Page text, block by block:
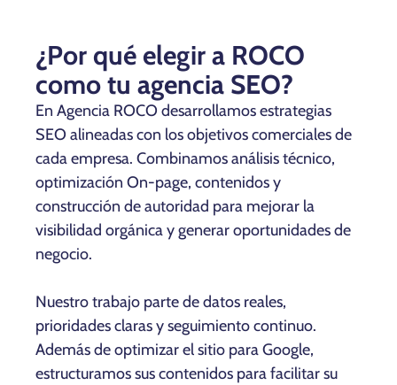
¿Por qué elegir a ROCO
como tu agencia SEO?
En Agencia ROCO desarrollamos estrategias
SEO alineadas con los objetivos comerciales de
cada empresa. Combinamos análisis técnico,
optimización On-page, contenidos y
construcción de autoridad para mejorar la
visibilidad orgánica y generar oportunidades de
negocio.
Nuestro trabajo parte de datos reales,
prioridades claras y seguimiento continuo.
Además de optimizar el sitio para Google,
estructuramos sus contenidos para facilitar su